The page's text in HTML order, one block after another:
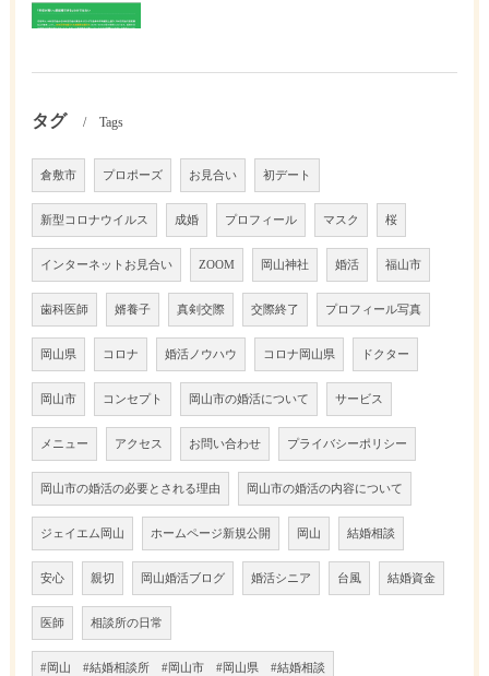
タグ Tags
倉敷市 プロポーズ お見合い 初デート
新型コロナウイルス 成婚 プロフィール マスク 桜
インターネットお見合い ZOOM 岡山神社 婚活 福山市
歯科医師 婿養子 真剣交際 交際終了 プロフィール写真
岡山県 コロナ 婚活ノウハウ コロナ岡山県 ドクター
岡山市 コンセプト 岡山市の婚活について サービス
メニュー アクセス お問い合わせ プライバシーポリシー
岡山市の婚活の必要とされる理由 岡山市の婚活の内容について
ジェイエム岡山 ホームページ新規公開 岡山 結婚相談
安心 親切 岡山婚活ブログ 婚活シニア 台風 結婚資金
医師 相談所の日常
#岡山 #結婚相談所 #岡山市 #岡山県 #結婚相談